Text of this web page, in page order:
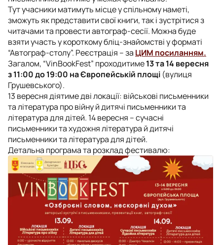
Тут учасники матимуть місце у спільному наметі,
зможуть як представити свої книги, так і зустрітися з
читачами та провести автограф-сесії. Можна буде
взяти участь у короткому бліц-знайомстві у форматі
“Автограф-столу”. Реєстрація – за ЦИМ посиланням.
Загалом, “VinBookFest” проходитиме13 та 14 вересня
з 11:00 до 19:00 на Європейській площі (вулиця
Грушевського).
13 вересня діятиме дві локації: військові письменники
та література про війну й дитячі письменники та
література для дітей. 14 вересня – сучасні
письменники та художня література й дитячі
письменники та література для дітей.
Детальна програма та розклад фестивалю: